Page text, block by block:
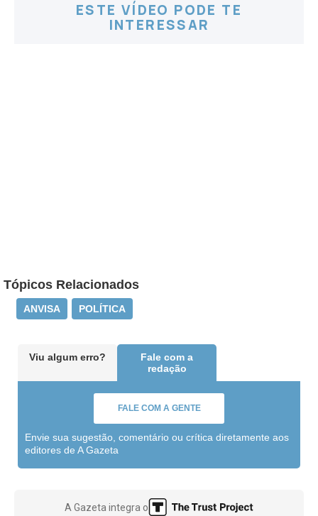
ESTE VÍDEO PODE TE
INTERESSAR
Tópicos Relacionados
ANVISA POLÍTICA
Viu algum erro?
Fale com a
redação
FALE COM A GENTE
Envie sua sugestão, comentário ou crítica diretamente aos
editores de A Gazeta
A Gazeta integra o